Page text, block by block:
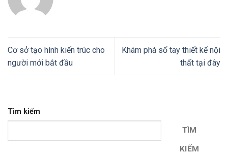
Cơ sở tạo hình kiến trúc cho
người mới bắt đầu
Khám phá sổ tay thiết kế nội
thất tại đây
Tìm kiếm
TÌM
KIẾM